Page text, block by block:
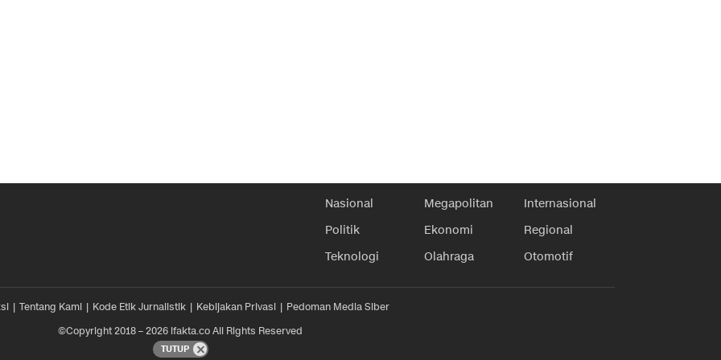
Nasional Megapolitan
Internasional
Politik
Ekonomi
Regional
Teknologi
Olahraga Otomotif
Tentang Kami Kode Etik Jurnalistik Kebijakan Privasi
Pedoman Media Siber
©Copyright 2018 – 2026 ifakta.co All Rights Reserved
TUTUP